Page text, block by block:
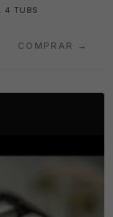
4 TUBS
COMPRAR